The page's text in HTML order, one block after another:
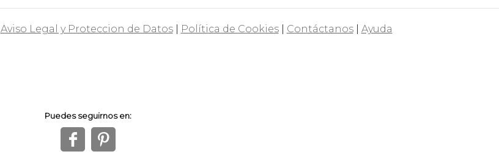
Aviso Legal y Proteccion de Datos| Política de Cookies| Contáctanos| Ayuda
Puedes seguirnos en:
f 1